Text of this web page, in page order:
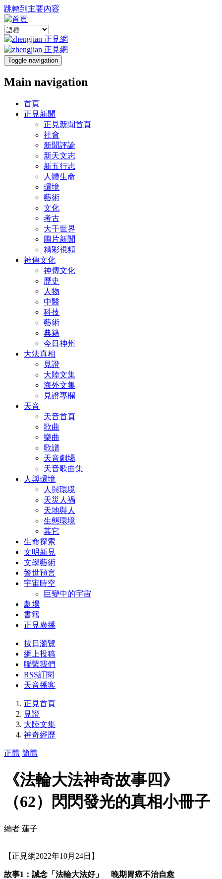
跳轉到主要內容
Toggle navigation
Main navigation
首頁
正見新聞
正見新聞首頁
社會
新聞評論
新天文志
新五行志
人體生命
環境
藝術
文化
考古
大千世界
圖片新聞
精彩視頻
神傳文化
神傳文化
歷史
人物
中醫
科技
藝術
典籍
今日神州
大法真相
見證
大陸文集
海外文集
見證專欄
天音
天音首頁
歌曲
樂曲
歌譜
天音劇場
天音歌曲集
人與環境
人與環境
天災人禍
天地與人
生態環境
其它
生命探索
文明新見
文學藝術
警世預言
宇宙時空
巨變中的宇宙
劇場
書籍
正見廣播
按日瀏覽
網上投稿
聯繫我們
RSS訂閱
天音播客
正見首頁
見證
大陸文集
神奇經歷
正體 簡體
《法輪大法神奇故事四》
（62）閃閃發光的真相小冊子
編者 蓮子
【正見網2022年10月24日】
故事1：誠念「法輪大法好」 晚期胃癌不治自愈